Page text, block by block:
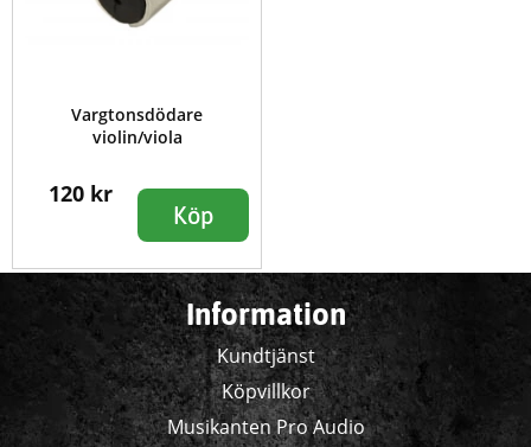
Vargtonsdödare
violin/viola
120 kr
Köp
Information
Kundtjänst
Köpvillkor
Musikanten Pro Audio